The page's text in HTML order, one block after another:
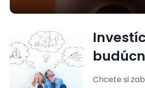
Cesta k
Chcete si